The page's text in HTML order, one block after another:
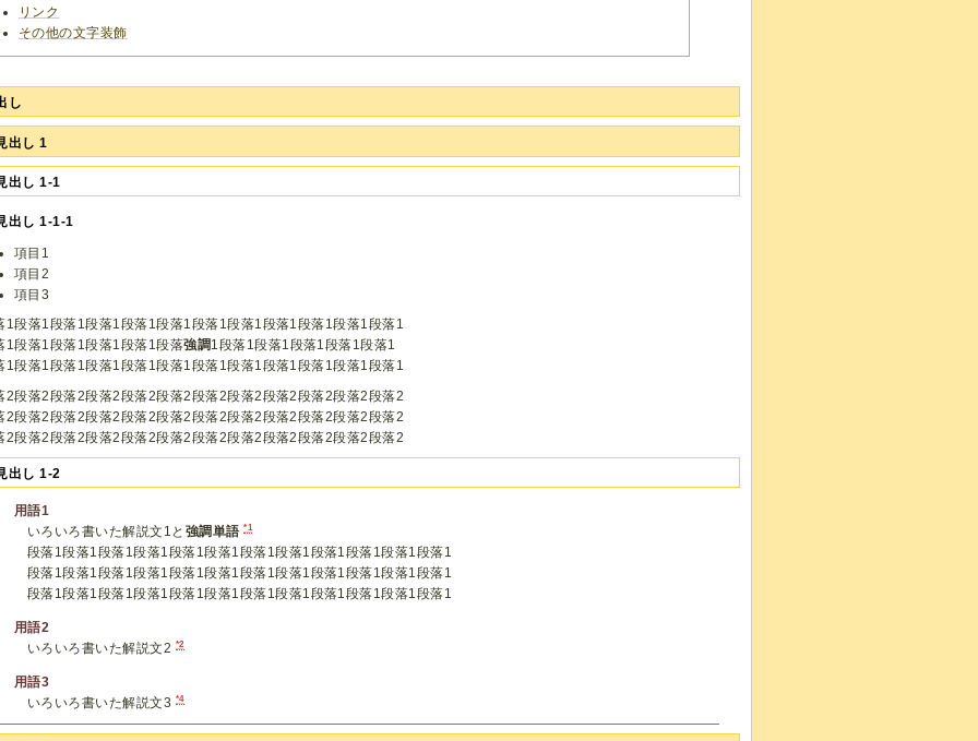
リンク
その他の文字装飾
し
出し 1
出し 1-1
出し 1-1-1
項目1
項目2
項目3
1段落1段落1段落1段落1段落1段落1段落1段落1段落1段落1段落1
1段落1段落1段落1段落1段落強調1段落1段落1段落1段落1段落1
1段落1段落1段落1段落1段落1段落1段落1段落1段落1段落1段落1
2段落2段落2段落2段落2段落2段落2段落2段落2段落2段落2段落2
2段落2段落2段落2段落2段落2段落2段落2段落2段落2段落2段落2
2段落2段落2段落2段落2段落2段落2段落2段落2段落2段落2段落2
出し 1-2
用語1
いろいろ書いた解説文1と 強調単語 *1
段落1段落1段落1段落1段落1段落1段落1段落1段落1段落1段落1段落1
段落1段落1段落1段落1段落1段落1段落1段落1段落1段落1段落1段落1
段落1段落1段落1段落1段落1段落1段落1段落1段落1段落1段落1段落1
用語2
いろいろ書いた解説文2 *2
用語3
いろいろ書いた解説文3 *4